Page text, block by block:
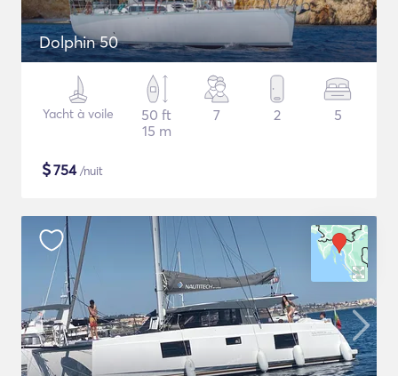
Dolphin 50
Yacht à voile
50 ft
15 m
7 2 5
$754/nuit